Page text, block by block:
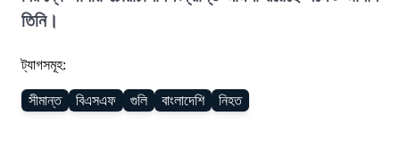
তিনি।
ট্যাগসমূহ:
সীমান্ত বিএসএফ গুলি বাংলাদেশি নিহত